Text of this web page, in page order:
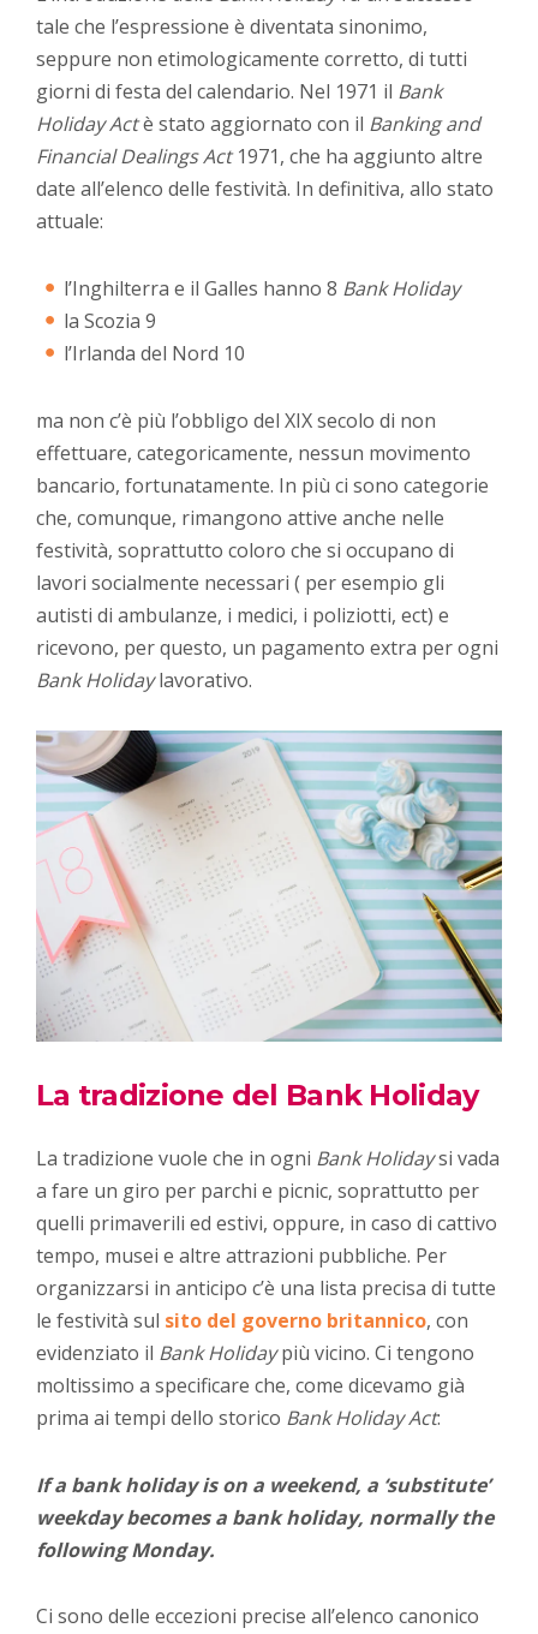
tale che l’espressione è diventata sinonimo,
seppure non etimologicamente corretto, di tutti
giorni di festa del calendario. Nel 1971 il Bank
Holiday Actè stato aggiornato con il Banking and
Financial Dealings Act1971, che ha aggiunto altre
date all’elenco delle festività. In definitiva, allo stato
attuale:
l’Inghilterra e il Galles hanno 8 Bank Holiday
la Scozia 9
l’Irlanda del Nord 10
ma non c’è più l’obbligo del XIX secolo di non
effettuare, categoricamente, nessun movimento
bancario, fortunatamente. In più ci sono categorie
che, comunque, rimangono attive anche nelle
festività, soprattutto coloro che si occupano di
lavori socialmente necessari ( per esempio gli
autisti di ambulanze, i medici, i poliziotti, ect) e
ricevono, per questo, un pagamento extra per ogni
Bank Holidaylavorativo.
La tradizione del Bank Holiday
La tradizione vuole che in ogni Bank Holidaysi vada
a fare un giro per parchi e picnic, soprattutto per
quelli primaverili ed estivi, oppure, in caso di cattivo
tempo, musei e altre attrazioni pubbliche. Per
organizzarsi in anticipo c’è una lista precisa di tutte
le festività sul sito del governo britannico, con
evidenziato il Bank Holidaypiù vicino. Ci tengono
moltissimo a specificare che, come dicevamo già
prima ai tempi dello storico Bank Holiday Act:
If a bank holiday is on a weekend, a ‘substitute’
weekday becomes a bank holiday, normally the
following Monday.
Ci sono delle eccezioni precise all’elenco canonico